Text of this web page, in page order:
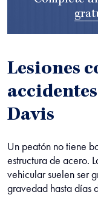
Lesiones
Davis
Un peatón no tiene
estructura de acero.
vehicular suelen ser
gravedad hasta días